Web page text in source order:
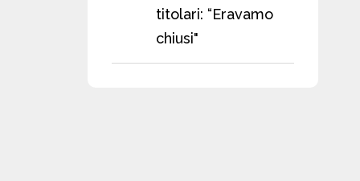
titolari: “Eravamo
chiusi"